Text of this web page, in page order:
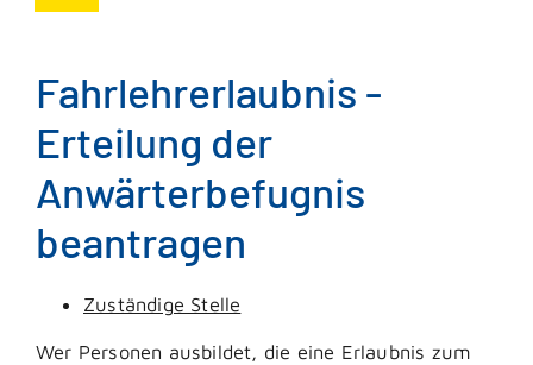
Fahrlehrerlaubnis -
Erteilung der
Anwärterbefugnis
beantragen
Zuständige Stelle
Wer Personen ausbildet, die eine Erlaubnis zum